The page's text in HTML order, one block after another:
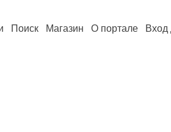
Поиск Магазин О портале Вход